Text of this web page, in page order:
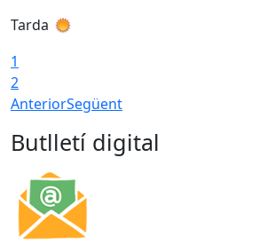
Tarda
1
2
AnteriorSegüent
Butlletí digital